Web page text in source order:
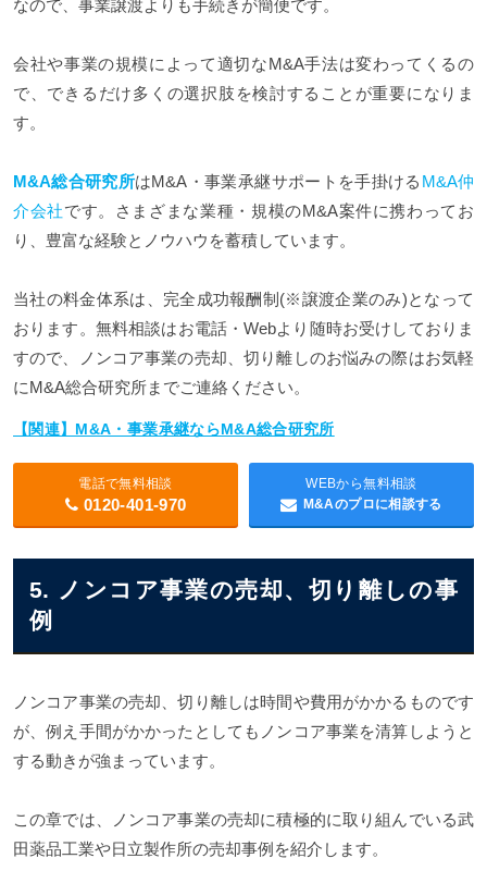
なので、事業譲渡よりも手続きが簡便です。
会社や事業の規模によって適切なM&A手法は変わってくるの
で、できるだけ多くの選択肢を検討することが重要になりま
す。
M&A総合研究所はM&A・事業承継サポートを手掛ける M&A仲
介会社です。さまざまな業種・規模のM&A案件に携わってお
り、豊富な経験とノウハウを蓄積しています。
当社の料金体系は、完全成功報酬制(※譲渡企業のみ)となって
おります。無料相談はお電話・Webより随時お受けしておりま
すので、ノンコア事業の売却、切り離しのお悩みの際はお気軽
にM&A総合研究所までご連絡ください。
【関連】M&A・事業承継ならM&A総合研究所
電話で無料相談
0120-401-970
WEBから無料相談
M&Aのプロに相談する
5. ノンコア事業の売却、切り離しの事
例
ノンコア事業の売却、切り離しは時間や費用がかかるものです
が、例え手間がかかったとしてもノンコア事業を清算しようと
する動きが強まっています。
この章では、ノンコア事業の売却に積極的に取り組んでいる武
田薬品工業や日立製作所の売却事例を紹介します。